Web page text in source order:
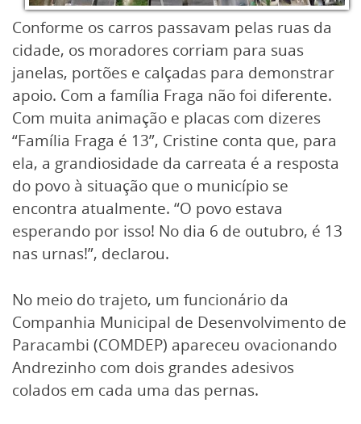
Conforme os carros passavam pelas ruas da
cidade, os moradores corriam para suas
janelas, portões e calçadas para demonstrar
apoio. Com a família Fraga não foi diferente.
Com muita animação e placas com dizeres
“Família Fraga é 13”, Cristine conta que, para
ela, a grandiosidade da carreata é a resposta
do povo à situação que o município se
encontra atualmente. “O povo estava
esperando por isso! No dia 6 de outubro, é 13
nas urnas!”, declarou.
No meio do trajeto, um funcionário da
Companhia Municipal de Desenvolvimento de
Paracambi (COMDEP) apareceu ovacionando
Andrezinho com dois grandes adesivos
colados em cada uma das pernas.